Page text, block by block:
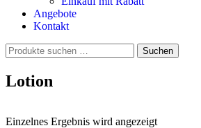
Angebote
Kontakt
Suchen
nach:
Suchen
Lotion
Einzelnes Ergebnis wird angezeigt